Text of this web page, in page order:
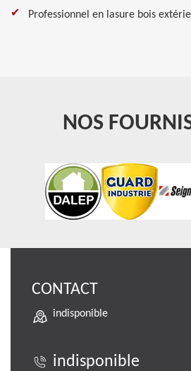
Professionnel en lasure bois
NOS
CONTACT
indisponible
indisponible